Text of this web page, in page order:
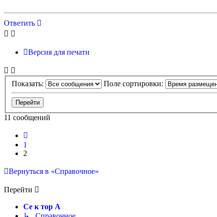
Ответить
Версия для печати
Показать: Поле сортировки:
11 сообщений
1
2
Вернуться в «Справочное»
Перейти
Се к тор А